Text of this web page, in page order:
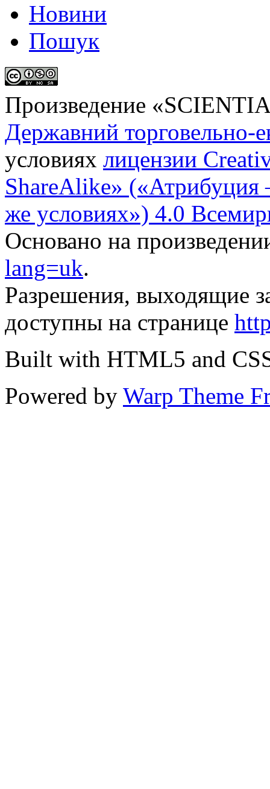
Новини
Пошук
Произведение «
Державний торговельно-
условиях лицензии
ShareAlike»
же условиях») 4.0
Основано на
lang=uk.
Разрешения, выходящие
доступны на странице
Built with HTML5 and
Powered by Warp Theme